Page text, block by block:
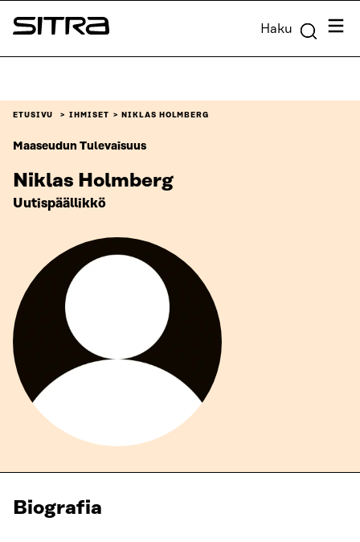
Siirry
suoraan
Sitra Haku
ETUSIVU IHMISET NIKLAS HOLMBERG
Maaseudun Tulevaisuus
Niklas Holmberg
Uutispäällikkö
Biografia